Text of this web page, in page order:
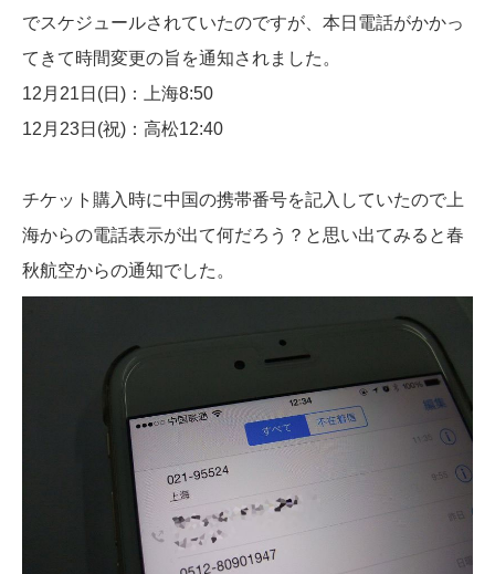
でスケジュールされていたのですが、本日電話がかかっ
てきて時間変更の旨を通知されました。
12月21日(日)：上海8:50
12月23日(祝)：高松12:40
チケット購入時に中国の携帯番号を記入していたので上
海からの電話表示が出て何だろう？と思い出てみると春
秋航空からの通知でした。